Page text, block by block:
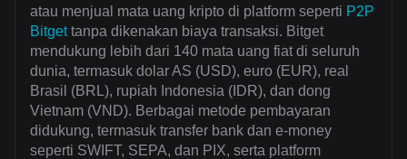
atau menjual mata uang kripto di platform seperti P2P
Bitgettanpa dikenakan biaya transaksi. Bitget
mendukung lebih dari 140 mata uang fiat di seluruh
dunia, termasuk dolar AS (USD), euro (EUR), real
Brasil (BRL), rupiah Indonesia (IDR), dan dong
Vietnam (VND). Berbagai metode pembayaran
didukung, termasuk transfer bank dan e-money
seperti SWIFT, SEPA, dan PIX, serta platform